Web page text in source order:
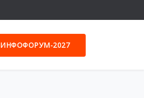
ИНФОФОРУМ-2027